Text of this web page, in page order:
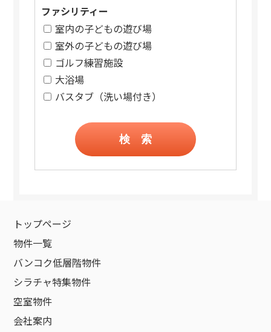
ファシリティー
室内の子どもの遊び場
室外の子どもの遊び場
ゴルフ練習施設
大浴場
バスタブ（洗い場付き）
検 索
トップページ
物件一覧
バンコク低層階物件
シラチャ特集物件
空室物件
会社案内